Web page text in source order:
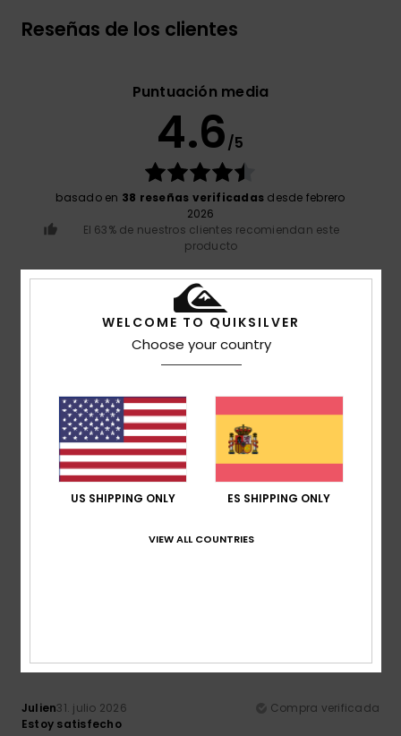
Reseñas de los clientes
Puntuación media
4.6/5
basado en 38 reseñas verificadas desde febrero
2026
El 63% de nuestros clientes recomiendan este
producto
Comodidad
4.9
Relación calidad-precio
Talla
Demasiado pequeño
Demasiado grande
Julien31. julio 2026
Compra verificada
Estoy satisfecho
WELCOME TO QUIKSILVER
Choose your country
US SHIPPING ONLY ES SHIPPING ONLY
VIEW ALL COUNTRIES